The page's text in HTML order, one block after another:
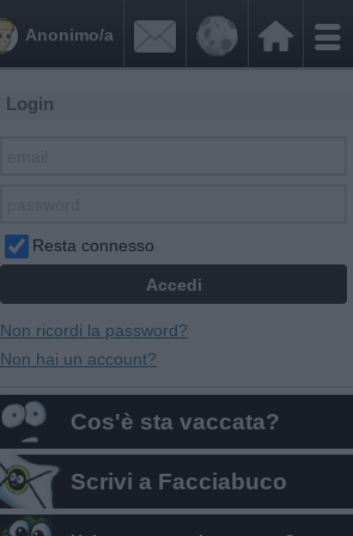


Anonimo/a
Login
Resta connesso
Non ricordi la password?
Non hai un account?
Cos'è sta vaccata?
Scrivi a Facciabuco